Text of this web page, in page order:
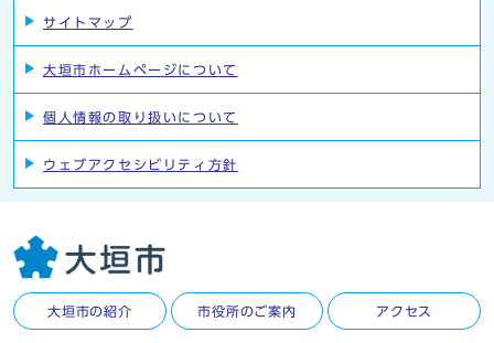
サイトマップ
大垣市ホームページについて
個人情報の取り扱いについて
ウェブアクセシビリティ方針
大垣市の紹介 市役所のご案内 アクセス